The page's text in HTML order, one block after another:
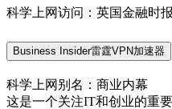
科学上网访问：英国金融时报
Business Insider雷霆VPN加速器
科学上网别名：商业内幕
这是一个关注IT和创业的重